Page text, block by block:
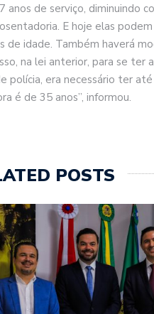
anos de serviço, diminuindo
E hoje elas
de idade. Também haverá
na lei anterior, para se ter
polícia, era necessário ter
é de 35 anos”, informou.
POSTS